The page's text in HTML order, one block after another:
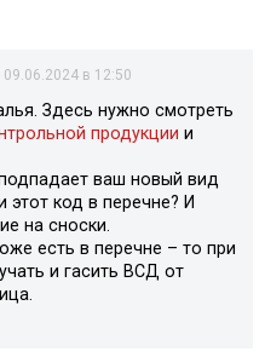
09.06.2024 в 12:50
Здесь нужно смотреть
продукции и
ваш новый вид
этот код в перечне? И
на сноски.
есть в перечне – то при
и гасить ВСД от